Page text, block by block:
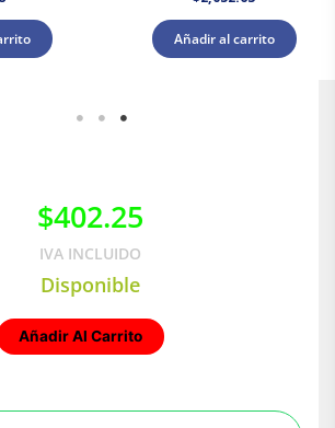
Añadir al carrito
$402.25
IVA INCLUIDO
Disponible
Añadir Al Carrito